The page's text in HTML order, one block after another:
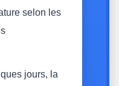
selon les
jours, la